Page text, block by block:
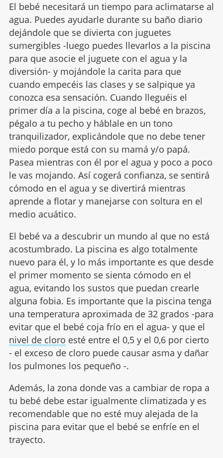
El bebé necesitará un tiempo para aclimatarse al
agua. Puedes ayudarle durante su baño diario
dejándole que se divierta con juguetes
sumergibles -luego puedes llevarlos a la piscina
para que asocie el juguete con el agua y la
diversión- y mojándole la carita para que
cuando empecéis las clases y se salpique ya
conozca esa sensación. Cuando lleguéis el
primer día a la piscina, coge al bebé en brazos,
pégalo a tu pecho y háblale en un tono
tranquilizador, explicándole que no debe tener
miedo porque está con su mamá y/o papá.
Pasea mientras con él por el agua y poco a poco
le vas mojando. Así cogerá confianza, se sentirá
cómodo en el agua y se divertirá mientras
aprende a flotar y manejarse con soltura en el
medio acuático.
El bebé va a descubrir un mundo al que no está
acostumbrado. La piscina es algo totalmente
nuevo para él, y lo más importante es que desde
el primer momento se sienta cómodo en el
agua, evitando los sustos que puedan crearle
alguna fobia. Es importante que la piscina tenga
una temperatura aproximada de 32 grados -para
evitar que el bebé coja frío en el agua- y que el
nivel de cloro esté entre el 0,5 y el 0,6 por cierto
- el exceso de cloro puede causar asma y dañar
los pulmones los pequeño -.
Además, la zona donde vas a cambiar de ropa a
tu bebé debe estar igualmente climatizada y es
recomendable que no esté muy alejada de la
piscina para evitar que el bebé se enfríe en el
trayecto.